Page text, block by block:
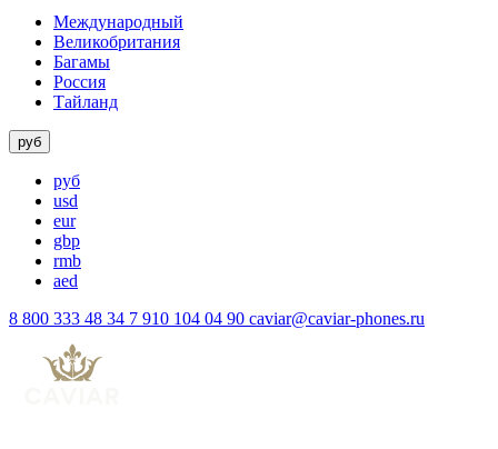
Международный
Великобритания
Багамы
Россия
Тайланд
руб
руб
usd
eur
gbp
rmb
aed
8 800 333 48 34 7 910 104 04 90 caviar@caviar-phones.ru